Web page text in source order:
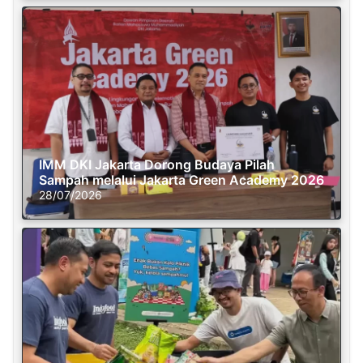
IMM DKI Jakarta Dorong Budaya Pilah
Sampah melalui Jakarta Green Academy 2026
28/07/2026